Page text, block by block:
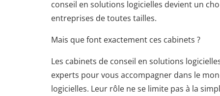
conseil en solutions logicielles devient un
entreprises de toutes tailles.
Mais que font exactement ces cabinets ?
Les cabinets de conseil en solutions
experts pour vous accompagner dans le
logicielles. Leur rôle ne se limite pas à la